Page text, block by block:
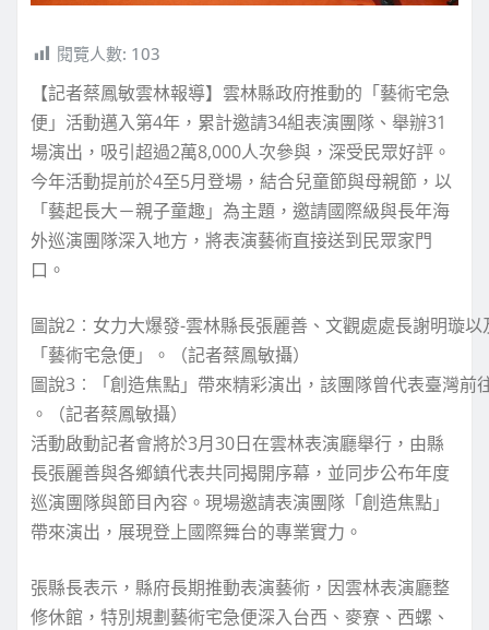
閱覽人數: 103
【記者蔡鳳敏雲林報導】雲林縣政府推動的「藝術宅急
便」活動邁入第4年，累計邀請34組表演團隊、舉辦31
場演出，吸引超過2萬8,000人次參與，深受民眾好評。
今年活動提前於4至5月登場，結合兒童節與母親節，以
「藝起長大－親子童趣」為主題，邀請國際級與長年海
外巡演團隊深入地方，將表演藝術直接送到民眾家門
口。
圖說2︰女力大爆發-雲林縣長張麗善、文觀處處長謝明璇
「藝術宅急便」。（記者蔡鳳敏攝）
圖說3︰「創造焦點」帶來精彩演出，該團隊曾代表臺灣
。（記者蔡鳳敏攝）
活動啟動記者會將於3月30日在雲林表演廳舉行，由縣
長張麗善與各鄉鎮代表共同揭開序幕，並同步公布年度
巡演團隊與節目內容。現場邀請表演團隊「創造焦點」
帶來演出，展現登上國際舞台的專業實力。
張縣長表示，縣府長期推動表演藝術，因雲林表演廳整
修休館，特別規劃藝術宅急便深入台西、麥寮、西螺、